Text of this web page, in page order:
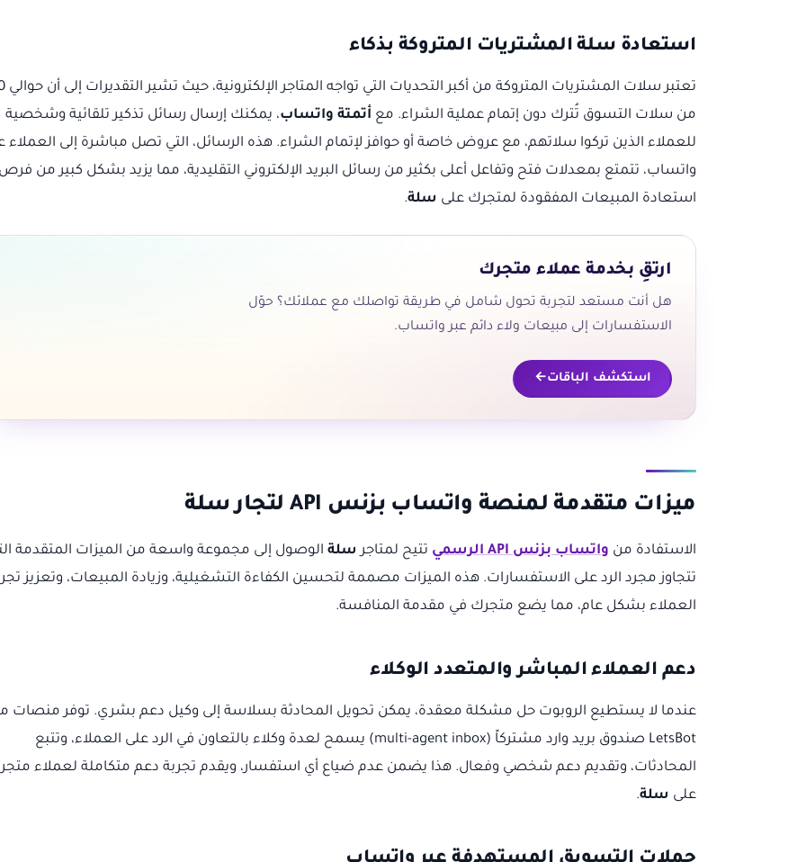
استعادة سلة المشتريات المتروكة بذكاء
من سلات التسوق تُترك دون إتمام عملية الشراء. مع أتمتة واتساب، يمكنك إرسال رسائل تذكير تلقائية وشخصية
للعملاء الذين تركوا سلاتهم، مع عروض خاصة أو حوافز لإتمام الشراء. هذه الرسائل، التي تصل مباشرة إلى العملاء
واتساب، تتمتع بمعدلات فتح وتفاعل أعلى بكثير من رسائل البريد الإلكتروني التقليدية، مما يزيد بشكل كبير من فرص
استعادة المبيعات المفقودة لمتجرك على سلة.
ارتقِ بخدمة عملاء متجرك
هل أنت مستعد لتجربة تحول شامل في طريقة تواصلك مع عملائك؟ حوّل
الاستفسارات إلى مبيعات ولاء دائم عبر واتساب.
استكشف الباقات
ميزات متقدمة لمنصة واتساب بزنس API لتجار سلة
الاستفادة من واتساب بزنس API الرسمي تتيح لمتاجر سلة الوصول إلى مجموعة واسعة من الميزات المتقدمة
تتجاوز مجرد الرد على الاستفسارات. هذه الميزات مصممة لتحسين الكفاءة التشغيلية، وزيادة المبيعات، وتعزيز
العملاء بشكل عام، مما يضع متجرك في مقدمة المنافسة.
دعم العملاء المباشر والمتعدد الوكلاء
عندما لا يستطيع الروبوت حل مشكلة معقدة، يمكن تحويل المحادثة بسلاسة إلى وكيل دعم بشري. توفر منصات
LetsBot صندوق بريد وارد مشتركاً (multi-agent inbox) يسمح لعدة وكلاء بالتعاون في الرد على العملاء، وتتبع
المحادثات، وتقديم دعم شخصي وفعال. هذا يضمن عدم ضياع أي استفسار، ويقدم تجربة دعم متكاملة لعملاء
على سلة.